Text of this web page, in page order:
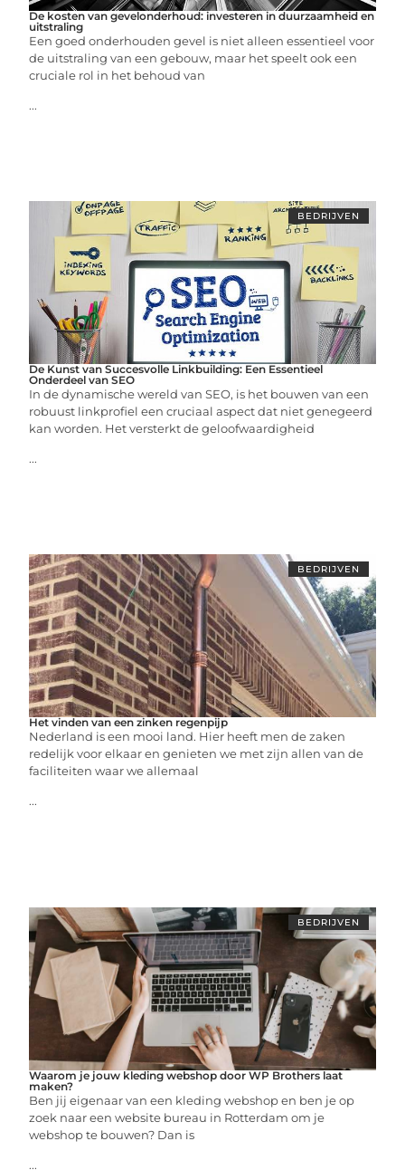
De kosten van gevelonderhoud: investeren in duurzaamheid en
uitstraling
Een goed onderhouden gevel is niet alleen essentieel voor
de uitstraling van een gebouw, maar het speelt ook een
cruciale rol in het behoud van
...
BEDRIJVEN
De Kunst van Succesvolle Linkbuilding: Een Essentieel
Onderdeel van SEO
In de dynamische wereld van SEO, is het bouwen van een
robuust linkprofiel een cruciaal aspect dat niet genegeerd
kan worden. Het versterkt de geloofwaardigheid
...
BEDRIJVEN
Het vinden van een zinken regenpijp
Nederland is een mooi land. Hier heeft men de zaken
redelijk voor elkaar en genieten we met zijn allen van de
faciliteiten waar we allemaal
...
BEDRIJVEN
Waarom je jouw kleding webshop door WP Brothers laat
maken?
Ben jij eigenaar van een kleding webshop en ben je op
zoek naar een website bureau in Rotterdam om je
webshop te bouwen? Dan is
...